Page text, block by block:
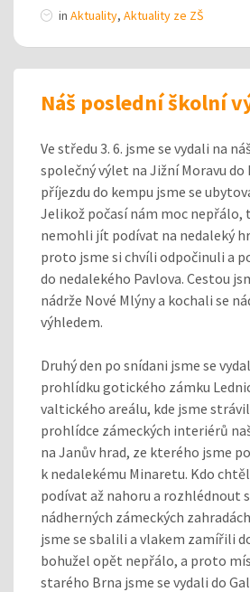
in Aktuality, Aktuality ze ZŠ
Náš poslední školní
Ve středu 3. 6. jsme se vydali na
společný výlet na Jižní Moravu do
příjezdu do kempu jsme se
Jelikož počasí nám moc nepřálo,
nemohli jít podívat na nedaleký
proto jsme si chvíli odpočinuli a
do nedalekého Pavlova. Cestou
nádrže Nové Mlýny a kochali se
výhledem.
Druhý den po snídani jsme se
prohlídku gotického zámku
valtického areálu, kde jsme
prohlídce zámeckých interiérů
na Janův hrad, ze kterého jsme
k nedalekému Minaretu. Kdo
podívat až nahoru a rozhlédnout
nádherných zámeckých
jsme se sbalili a vlakem zamířili
bohužel opět nepřálo, a proto
starého Brna jsme se vydali do